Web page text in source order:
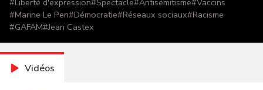
#Liberté d'expression#Spectacle#Antisémitisme#Vaccins
#Marine Le Pen#Démocratie#Réseaux sociaux#Racisme
#GAFAM#Jean Castex
Vidéos